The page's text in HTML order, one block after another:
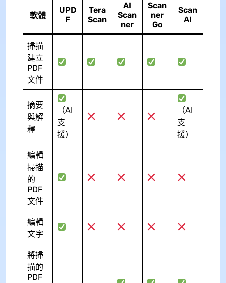
軟體
UPD
F
Tera
Scan
AI
Scan
ner
Scan
ner
Go
Scan
AI
掃描
建立
PDF
文件
摘要
與解
釋
（AI
支
援）
（AI
支
援）
編輯
掃描
的
PDF
文件
編輯
文字
將掃
描的
PDF